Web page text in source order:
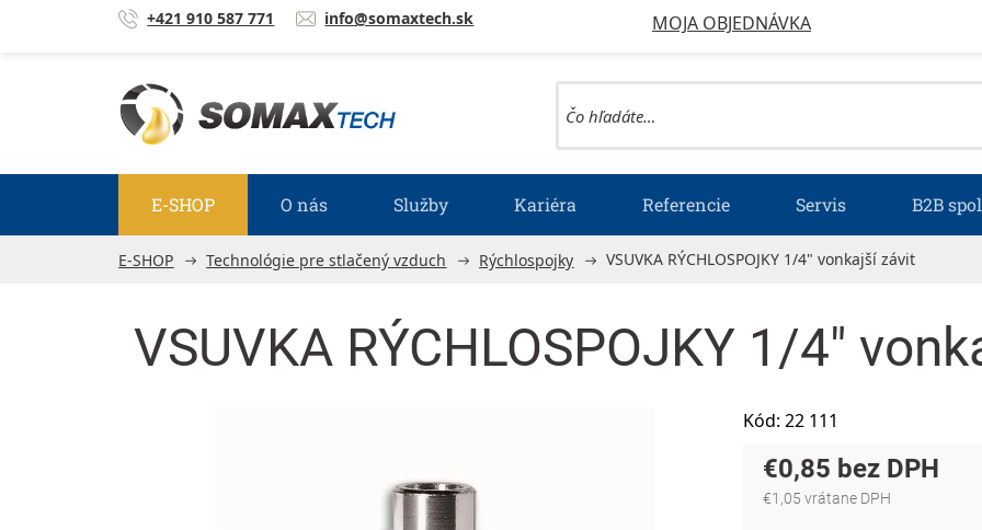
Prejsť na obsah +421 910 587 771 info@somaxtech.sk MOJA OBJEDNÁVKA
E-SHOP O nás Služby Kariéra Referencie Servis B2B
E-SHOP Technológie pre stlačený vzduch Rýchlospojky VSUVKA RÝCHLOSPOJKY 1/4" vonkajší závit
VSUVKA RÝCHLOSPOJKY 1/4"
€0,85
€1,05 vrátane DPH
Kód: 22 111